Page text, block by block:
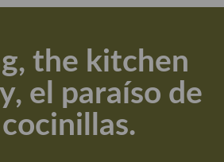
temas interesantes e importantes
Extra (AOVE)
los mejores AOVES
the kitchen
el paraíso de
cocinillas.